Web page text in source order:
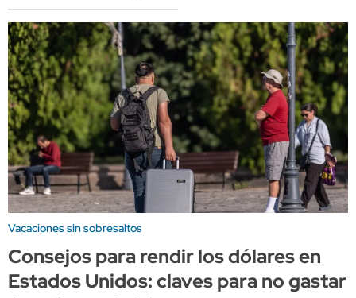
Vacaciones sin sobresaltos
Consejos para rendir los dólares en
Estados Unidos: claves para no gastar